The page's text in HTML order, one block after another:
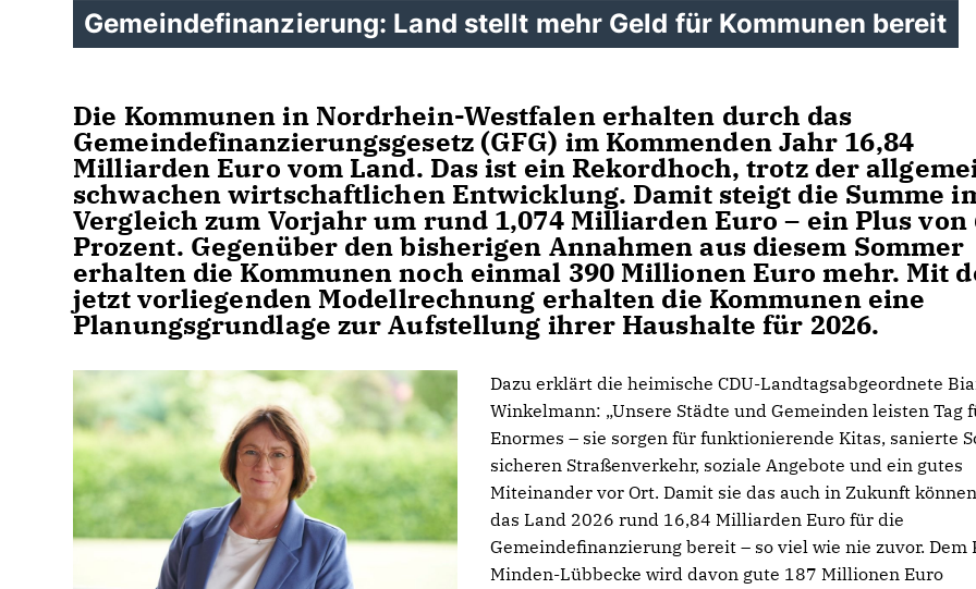
Gemeindefinanzierung: Land stellt mehr Geld für Kommunen bereit
Die Kommunen in Nordrhein-Westfalen erhalten durch das
Gemeindefinanzierungsgesetz (GFG) im Kommenden Jahr 16,84
Milliarden Euro vom Land. Das ist ein Rekordhoch, trotz der
schwachen wirtschaftlichen Entwicklung. Damit steigt die Summe
Vergleich zum Vorjahr um rund 1,074 Milliarden Euro – ein Plus von
Prozent. Gegenüber den bisherigen Annahmen aus diesem Sommer
erhalten die Kommunen noch einmal 390 Millionen Euro mehr. Mit
jetzt vorliegenden Modellrechnung erhalten die Kommunen eine
Planungsgrundlage zur Aufstellung ihrer Haushalte für 2026.
Dazu erklärt die heimische CDU-Landtagsabgeordnete
Winkelmann: „Unsere Städte und Gemeinden leisten Tag
Enormes – sie sorgen für funktionierende Kitas, sanierte
sicheren Straßenverkehr, soziale Angebote und ein gutes
Miteinander vor Ort. Damit sie das auch in Zukunft
das Land 2026 rund 16,84 Milliarden Euro für die
Gemeindefinanzierung bereit – so viel wie nie zuvor. Dem
Minden-Lübbecke wird davon gute 187 Millionen Euro